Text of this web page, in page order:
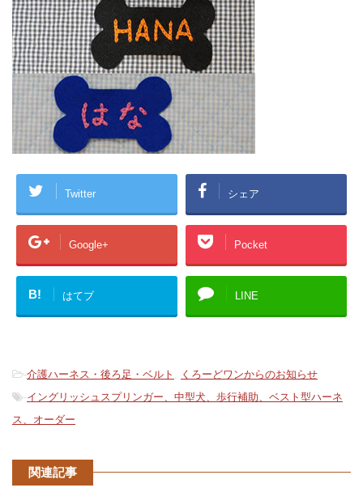
Twitter シェア
Google+ Pocket
B! はてブ LINE
-介護ハーネス・後ろ足・ベルト , くろーどワンからのお知らせ
-イングリッシュスプリンガー、中型犬、歩行補助、ベスト型ハーネ
ス、オーダー
関連記事